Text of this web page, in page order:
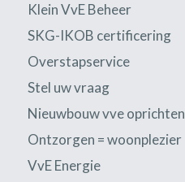
Klein VvE Beheer
SKG-IKOB certificering
Overstapservice
Stel uw vraag
Nieuwbouw vve oprichten
Ontzorgen = woonplezier
VvE Energie